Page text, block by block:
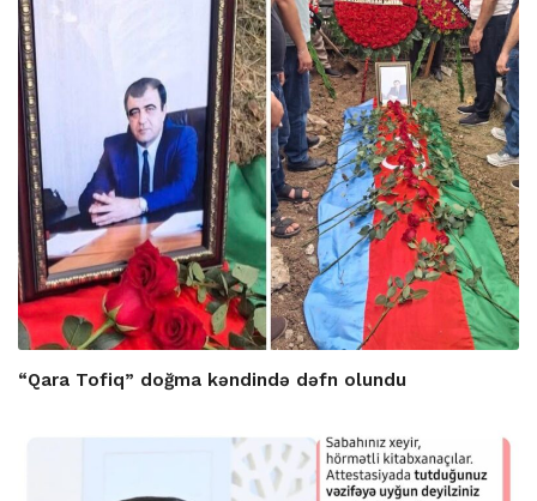
“Qara Tofiq” doğma kəndində dəfn olundu